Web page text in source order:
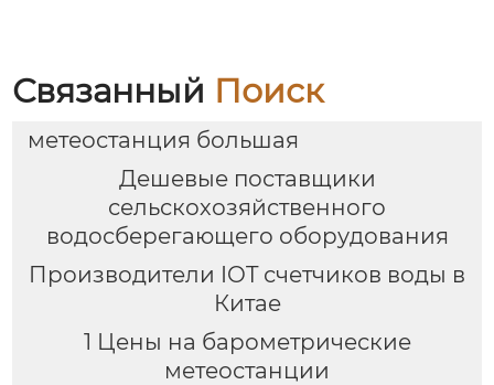
Связанный Поиск
метеостанция большая
Дешевые поставщики
сельскохозяйственного
водосберегающего оборудования
Производители IOT счетчиков воды в
Китае
1 Цены на барометрические
метеостанции